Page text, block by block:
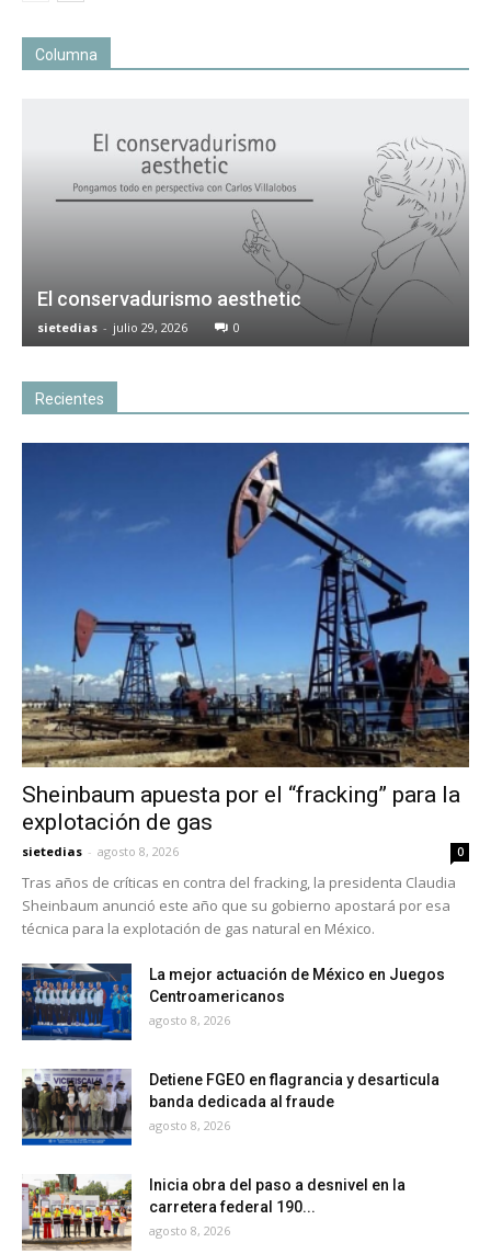
Columna
El conservadurismo aesthetic
sietedias - julio 29, 2026 0
Recientes
Sheinbaum apuesta por el “fracking” para la
explotación de gas
sietedias - agosto 8, 2026 0
Tras años de críticas en contra del fracking, la presidenta Claudia
Sheinbaum anunció este año que su gobierno apostará por esa
técnica para la explotación de gas natural en México.
La mejor actuación de México en Juegos
Centroamericanos
agosto 8, 2026
Detiene FGEO en flagrancia y desarticula
banda dedicada al fraude
agosto 8, 2026
Inicia obra del paso a desnivel en la
carretera federal 190...
agosto 8, 2026